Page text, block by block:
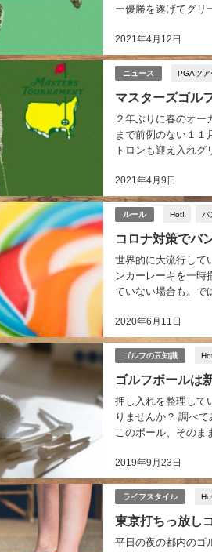
2021年4月12日
ー優勝を遂げてグリ
ニュース PGAツア
マスターズゴル
2021年4月9日
２年ぶりに春のオー
まで前例のない１１
トロンも迎え入れ
ルール Hot! バ
コロナ対策でバ
2020年6月11日
世界的に大流行して
ンカーレーキを一時
ていない場合も。で
ゴルフの豆知識
ゴルフボールは
2019年9月23日
押し入れを整理して
りませんか？ 調べ
このボール、そのま
ライフスタイル
東京打ちっ放し
平日の夜の都内のゴ